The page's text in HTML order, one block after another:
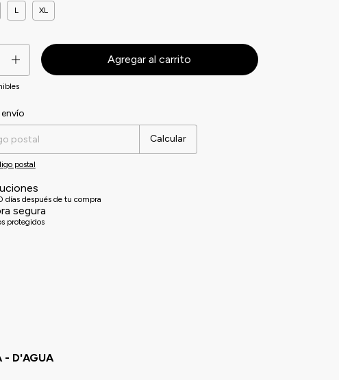
L XL
el CP:
Calcular
postal
días después de tu compra
segura
protegidos
- D'AGUA